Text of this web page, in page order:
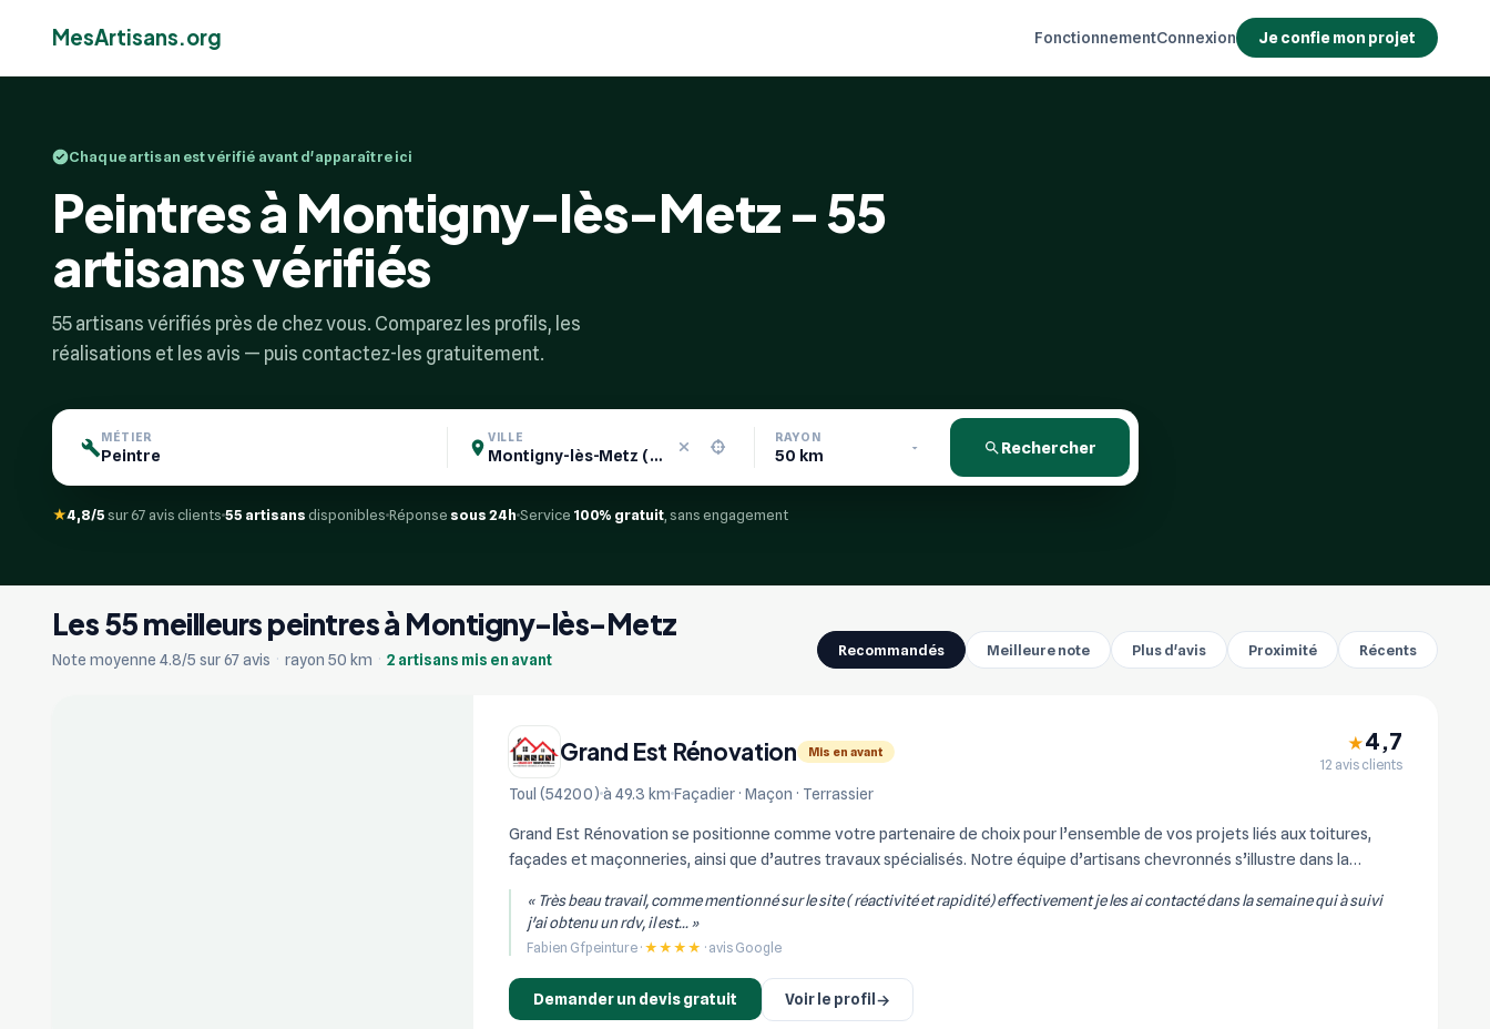
MesArtisans.org FonctionnementConnexion Je confie mon projet
Chaque artisan est vérifié avant d'apparaître ici
Peintres à Montigny-lès-Metz - 55
artisans vérifiés
55 artisans vérifiés près de chez vous. Comparez les profils, les
réalisations et les avis — puis contactez-les gratuitement.
MÉTIER VILLE RAYON
Rechercher
★4,8/5sur 67 avis clients 55 artisansdisponibles Réponse sous 24h Service 100% gratuit , sans engagement
Les 55 meilleurs peintres à Montigny-lès-Metz
Note moyenne 4.8/5 sur 67 avis · rayon 50 km · 2 artisans mis en avant
Recommandés Meilleure note Plus d'avis Proximité Récents
Grand Est Rénovation Mis en avant
Toul (54200) à 49.3 km Façadier · Maçon · Terrassier
★4,7
12 avis clients
Grand Est Rénovation se positionne comme votre partenaire de choix pour l’ensemble de vos projets liés aux toitures,
façades et maçonneries, ainsi que d’autres travaux spécialisés. Notre équipe d’artisans chevronnés s’illustre dans la
« Très beau travail, comme mentionné sur le site ( réactivité et rapidité) effectivement je les ai contacté dans la semaine qui à suivi
j'ai obtenu un rdv, il est... »
Fabien Gfpeinture · ★★★★ · avis Google
Demander un devis gratuit Voir le profil →